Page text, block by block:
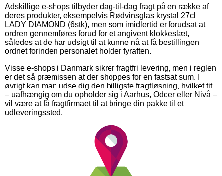
Adskillige e-shops tilbyder dag-til-dag fragt på en række af
deres produkter, eksempelvis Rødvinsglas krystal 27cl
LADY DIAMOND (6stk), men som imidlertid er forudsat at
ordren gennemføres forud for et angivent klokkeslæt,
således at de har udsigt til at kunne nå at få bestillingen
ordnet forinden personalet holder fyraften.
Visse e-shops i Danmark sikrer fragtfri levering, men i reglen
er det så præmissen at der shoppes for en fastsat sum. I
øvrigt kan man udse dig den billigste fragtløsning, hvilket tit
– uafhængig om du opholder sig i Aarhus, Odder eller Nivå –
vil være at få fragtfirmaet til at bringe din pakke til et
udleveringssted.